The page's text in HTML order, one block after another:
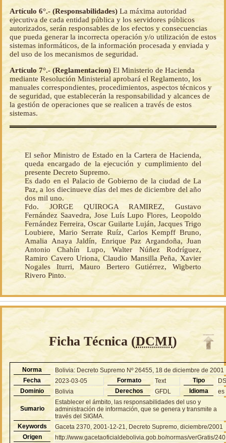
Artículo 6°.- (Responsabilidades) La máxima autoridad
ejecutiva de cada entidad pública y los servidores públicos
autorizados, serán responsables de los efectos y consecuencias
que pueda generar la incorrecta operación y/o utilización de estos
sistemas informáticos, de la información procesada y enviada y
del uso de los mecanismos de seguridad.
Artículo 7°.- (Reglamentacion) El Ministerio de Hacienda
mediante Resolución Ministerial aprobará el Reglamento, los
manuales correspondientes, procedimientos, aspectos técnicos y
de seguridad, que establecerán la responsabilidad y alcances de
la gestión de operaciones que se realicen a través de estos
sistemas.
El señor Ministro de Estado en la Cartera de Hacienda,
queda encargado de la ejecución y cumplimiento del
presente Decreto Supremo.
Es dado en el Palacio de Gobierno de la ciudad de La
Paz, a los diecinueve días del mes de diciembre del año
dos mil uno.
Fdo. JORGE QUIROGA RAMIREZ, Gustavo
Fernández Saavedra, Jose Luís Lupo Flores, Leopoldo
Fernández Ferreira, Oscar Guilarte Luján, Jacques Trigo
Loubiere, Mario Serrate Ruíz, Carlos Kempff Bruno,
Amalia Anaya Jaldín, Enrique Paz Argandoña, Juan
Antonio Chahín Lupo, Walter Núñez Rodríguez,
Ramiro Cavero Uriona, Claudio Mansilla Peña, Xavier
Nogales Iturri, Mauro Bertero Gutiérrez, Wigberto
Rivero Pinto.
Ficha Técnica (DCMI)
Norma
Bolivia: Decreto Supremo Nº 26455, 18 de diciembre de 2001
Fecha
2023-03-05 Formato Text Tipo
Dominio
Bolivia Derechos GFDL Idioma es
Sumario
Establecer el ámbito, las responsabilidades del uso y
administración de información, que se genera y transmite a
través del SIGMA.
Keywords
Gaceta 2370, 2001-12-21, Decreto Supremo, diciembre/2001
Origen
http://www.gacetaoficialdebolivia.gob.bo/normas/verGratis/